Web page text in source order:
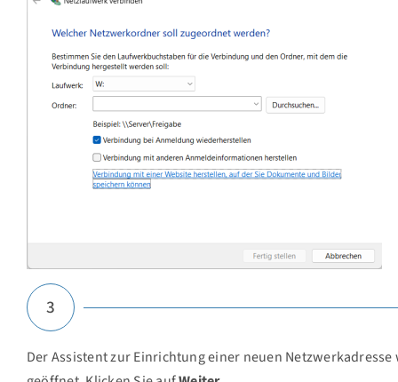
3
Der Assistent zur Einrichtung einer neuen